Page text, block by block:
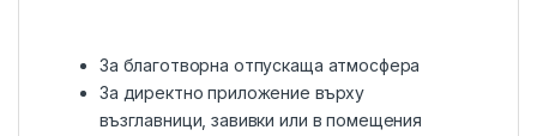
За благотворна отпускаща атмосфера
За директно приложение върху
възглавници, завивки или в помещения